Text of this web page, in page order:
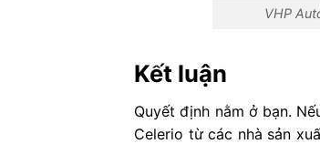
VHP
Kết luận
Quyết định nằm ở bạn.
Celerio từ các nhà sản